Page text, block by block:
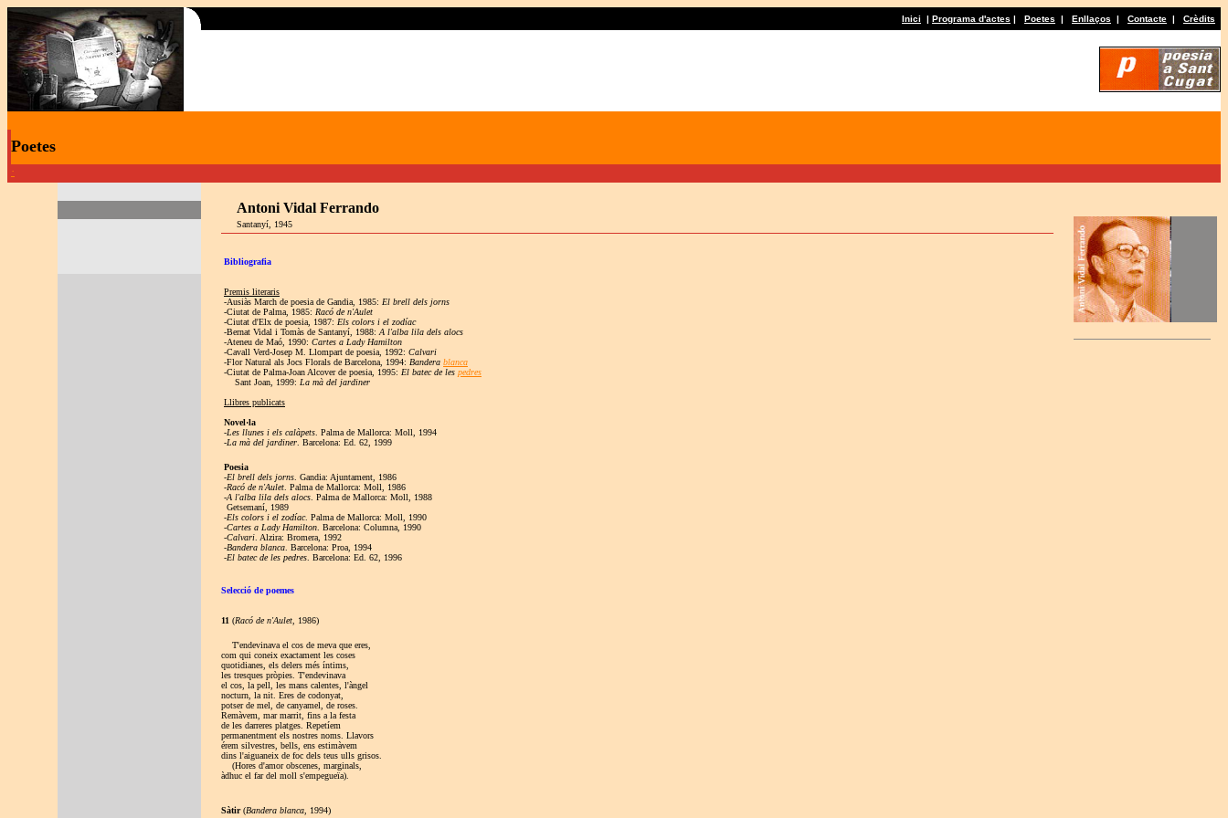
Inici | Programa d'actes | Poetes | Enllaços | Contacte | Crèdits
Poetes
·
Antoni Vidal Ferrando
Santanyí, 1945
Bibliografia
Premis literaris
-Ausiàs March de poesia de Gandia, 1985: El brell dels jorns
-Ciutat de Palma, 1985: Racó de n'Aulet
-Ciutat d'Elx de poesia, 1987: Els colors i el zodíac
-Bernat Vidal i Tomàs de Santanyí, 1988: A l'alba lila dels alocs
-Ateneu de Maó, 1990: Cartes a Lady Hamilton
-Cavall Verd-Josep M. Llompart de poesia, 1992: Calvari
-Flor Natural als Jocs Florals de Barcelona, 1994: Bandera blanca
-Ciutat de Palma-Joan Alcover de poesia, 1995: El batec de les pedres
Sant Joan, 1999: La mà del jardiner
Llibres publicats
Novel·la
-Les llunes i els calàpets . Palma de Mallorca: Moll, 1994
-La mà del jardiner . Barcelona: Ed. 62, 1999
Poesia
-El brell dels jorns . Gandia: Ajuntament, 1986
-Racó de n'Aulet . Palma de Mallorca: Moll, 1986
-A l'alba lila dels alocs . Palma de Mallorca: Moll, 1988
Getsemaní, 1989
-Els colors i el zodíac. Palma de Mallorca: Moll, 1990
-Cartes a Lady Hamilton . Barcelona: Columna, 1990
-Calvari . Alzira: Bromera, 1992
-Bandera blanca . Barcelona: Proa, 1994
-El batec de les pedres . Barcelona: Ed. 62, 1996
Selecció de poemes
11 (Racó de n'Aulet , 1986)
T'endevinava el cos de meva que eres,
com qui coneix exactament les coses
quotidianes, els delers més íntims,
les tresques pròpies. T'endevinava
el cos, la pell, les mans calentes, l'àngel
nocturn, la nit. Eres de codonyat,
potser de mel, de canyamel, de roses.
Remàvem, mar marrit, fins a la festa
de les darreres platges. Repetíem
permanentment els nostres noms. Llavors
érem silvestres, bells, ens estimàvem
dins l'aiguaneix de foc dels teus ulls grisos.
(Hores d'amor obscenes, marginals,
àdhuc el far del moll s'empegueïa).
Sàtir(Bandera blanca , 1994)